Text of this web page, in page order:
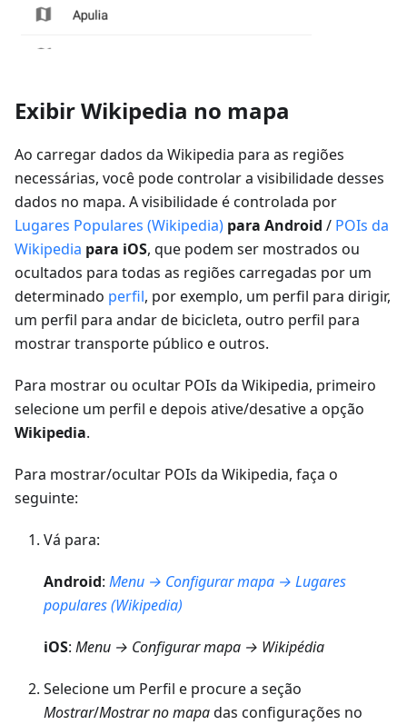
Exibir Wikipedia no mapa
Ao carregar dados da Wikipedia para as regiões
necessárias, você pode controlar a visibilidade desses
dados no mapa. A visibilidade é controlada por
Lugares Populares (Wikipedia) para Android / POIs da
Wikipedia para iOS, que podem ser mostrados ou
ocultados para todas as regiões carregadas por um
determinado perfil, por exemplo, um perfil para dirigir,
um perfil para andar de bicicleta, outro perfil para
mostrar transporte público e outros.
Para mostrar ou ocultar POIs da Wikipedia, primeiro
selecione um perfil e depois ative/desative a opção
Wikipedia.
Para mostrar/ocultar POIs da Wikipedia, faça o
seguinte:
Vá para:
Android: Menu → Configurar mapa → Lugares
populares (Wikipedia)
iOS: Menu → Configurar mapa → Wikipédia
Selecione um Perfil e procure a seção
Mostrar/Mostrar no mapadas configurações no